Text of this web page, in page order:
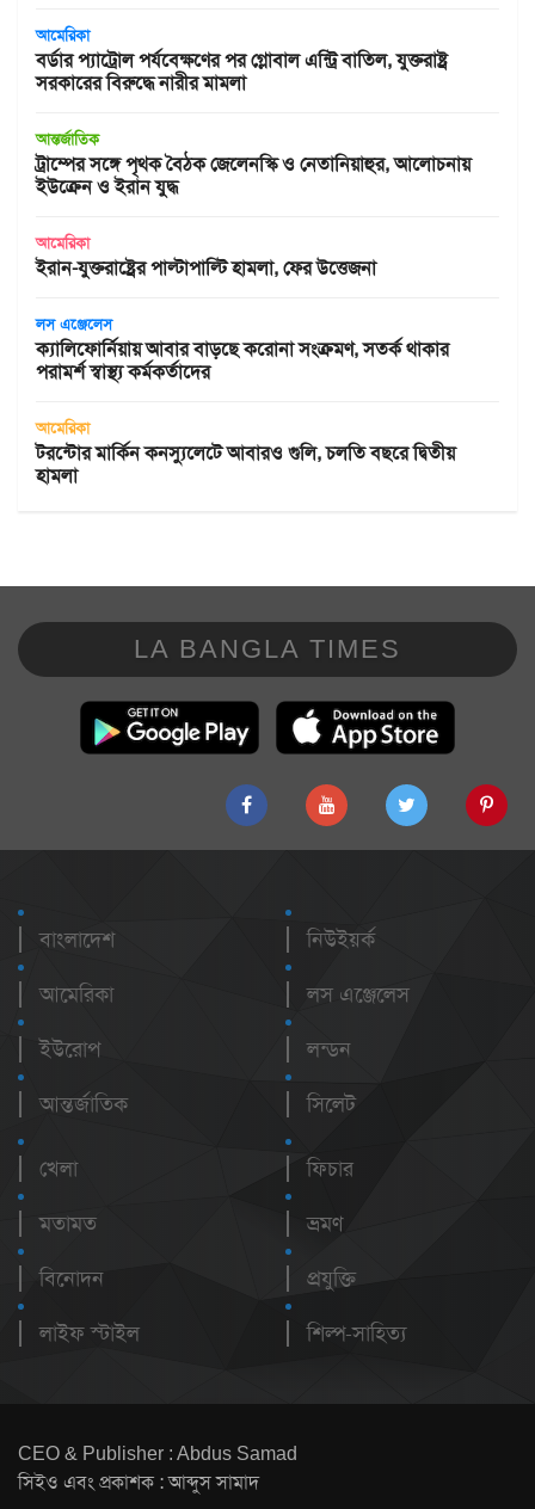
আমেরিকা
বর্ডার প্যাট্রোল পর্যবেক্ষণের পর গ্লোবাল এন্ট্রি বাতিল, যুক্তরাষ্ট্র
সরকারের বিরুদ্ধে নারীর মামলা
আন্তর্জাতিক
ট্রাম্পের সঙ্গে পৃথক বৈঠক জেলেনস্কি ও নেতানিয়াহুর, আলোচনায়
ইউক্রেন ও ইরান যুদ্ধ
আমেরিকা
ইরান-যুক্তরাষ্ট্রের পাল্টাপাল্টি হামলা, ফের উত্তেজনা
লস এঞ্জেলেস
ক্যালিফোর্নিয়ায় আবার বাড়ছে করোনা সংক্রমণ, সতর্ক থাকার
পরামর্শ স্বাস্থ্য কর্মকর্তাদের
আমেরিকা
টরন্টোর মার্কিন কনস্যুলেটে আবারও গুলি, চলতি বছরে দ্বিতীয়
হামলা
LA BANGLA TIMES
বাংলাদেশ
আমেরিকা
ইউরোপ
আন্তর্জাতিক
নিউইয়র্ক
লস এঞ্জেলেস
লন্ডন
সিলেট
খেলা
মতামত
বিনোদন
লাইফ স্টাইল
ফিচার
ভ্রমণ
প্রযুক্তি
শিল্প-সাহিত্য
CEO & Publisher : Abdus Samad
সিইও এবং প্রকাশক : আব্দুস সামাদ